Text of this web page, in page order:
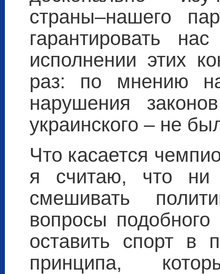
страны–нашего
гарантировать
исполнении этих
раз: по мнению
нарушения
украинского – не
Что касается
я считаю, что ни
смешивать
вопросы
оставить спорт в
принципа,